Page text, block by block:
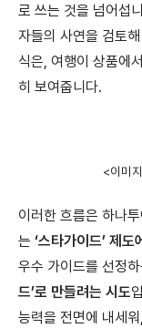
로 쓰는 것을 넘어섭
자들의 사연을 검토
식은, 여행이 상품에서
히 보여줍니다.
<이미
이러한 흐름은 하나
는 ‘스타가이드’ 제도
우수 가이드를 선정
드’로 만들려는 시도
능력을 전면에 내세